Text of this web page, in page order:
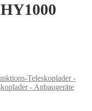
Teleskoplader -
- Anbaugeräte